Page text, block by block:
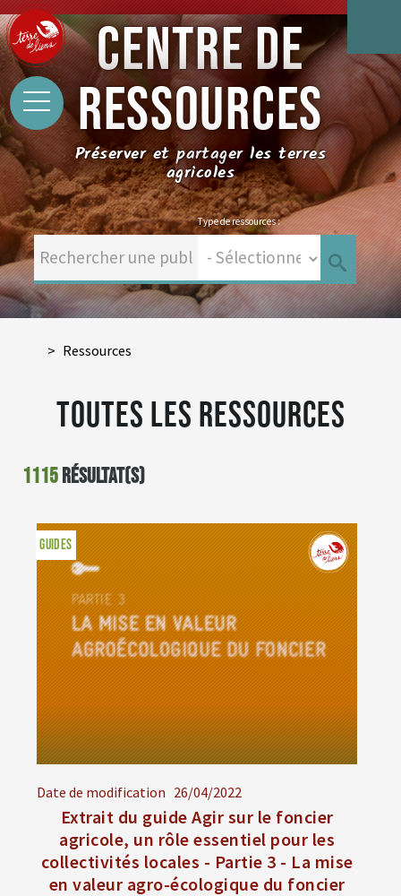
CENTRE DE
RESSOURCES
Préserver et partager les terres
agricoles
Type de ressources :
Ressources
Toutes les ressources
1115résultat(s)
Date de modification 26/04/2022
Extrait du guide Agir sur le foncier
agricole, un rôle essentiel pour les
collectivités locales - Partie 3 - La mise
en valeur agro-écologique du foncier
GUIDES